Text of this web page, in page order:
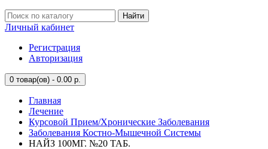
Найти
Личный кабинет
Регистрация
Авторизация
0 товар(ов) - 0.00 р.
Главная
Лечение
Курсовой Прием/Хронические Заболевания
Заболевания Костно-Мышечной Системы
НАЙЗ 100МГ. №20 ТАБ.